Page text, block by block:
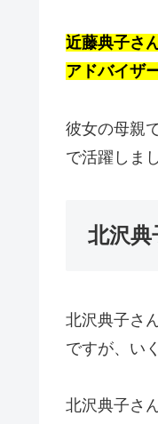
近藤典子さ
アドバイザ
彼女の母親
で活躍しま
北沢
北沢典子さ
ですが、い
北沢典子さ